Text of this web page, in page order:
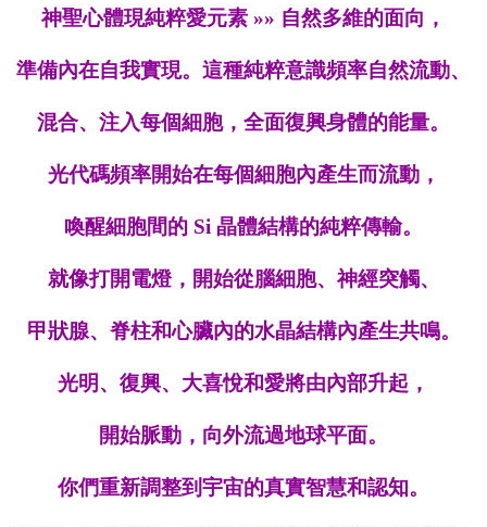
神聖心體現純粹愛元素 »» 自然多維的面向，
準備內在自我實現。這種純粹意識頻率自然流動、
混合、注入每個細胞，全面復興身體的能量。
光代碼頻率開始在每個細胞內產生而流動，
喚醒細胞間的 Si 晶體結構的純粹傳輸。
就像打開電燈，開始從腦細胞、神經突觸、
甲狀腺、脊柱和心臟內的水晶結構內產生共鳴。
光明、復興、大喜悅和愛將由內部升起，
開始脈動， 向外流過地球平面。
你們重新調整到宇宙的真實智慧和認知。